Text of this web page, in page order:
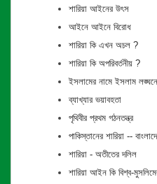
শারিয়া আইনের উৎস
আইনে আইনে বিরোধ
শারিয়া কি এখন অচল ?
শারিয়া কি অপরিবর্তনীয় ?
ইসলামের নামে ইসলাম
ব্যাখ্যার ভয়াবহতা
পৃথিবীর প্রথম গঠনতন্ত্র
পাকিস্তানের শারিয়া --
শারিয়া - অতীতের দলিল
শারিয়া আইন কি বিশ্ব-